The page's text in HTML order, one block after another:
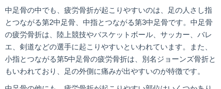
中足骨の中でも、疲労骨折が起こりやすいのは、足の人さし指
とつながる第2中足骨、中指とつながる第3中足骨です。中足骨
の疲労骨折は、陸上競技やバスケットボール、サッカー、バレ
エ、剣道などの選手に起こりやすいといわれています。また、
小指とつながる第5中足骨の疲労骨折は、別名ジョーンズ骨折と
もいわれており、足の外側に痛みが出やすいのが特徴です。